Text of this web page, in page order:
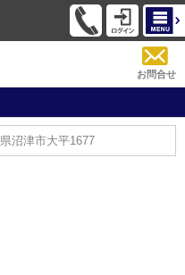
お問合せ
沼津市大平1677